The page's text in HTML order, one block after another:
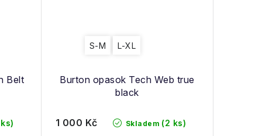
Belt
Burton opasok Tech Web true
black
S-M L-XL
Skladem (2 ks)
1 000 Kč